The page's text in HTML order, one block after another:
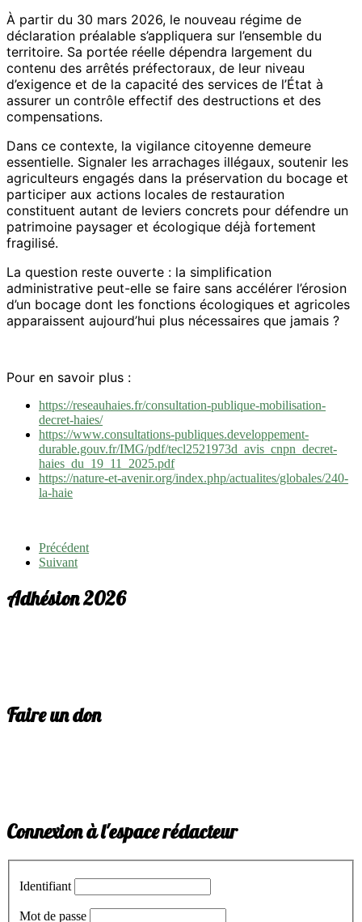
À partir du 30 mars 2026, le nouveau régime de
déclaration préalable s’appliquera sur l’ensemble du
territoire. Sa portée réelle dépendra largement du
contenu des arrêtés préfectoraux, de leur niveau
d’exigence et de la capacité des services de l’État à
assurer un contrôle effectif des destructions et des
compensations.
Dans ce contexte, la vigilance citoyenne demeure
essentielle. Signaler les arrachages illégaux, soutenir les
agriculteurs engagés dans la préservation du bocage et
participer aux actions locales de restauration
constituent autant de leviers concrets pour défendre un
patrimoine paysager et écologique déjà fortement
fragilisé.
La question reste ouverte : la simplification
administrative peut-elle se faire sans accélérer l’érosion
d’un bocage dont les fonctions écologiques et agricoles
apparaissent aujourd’hui plus nécessaires que jamais ?
Pour en savoir plus :
https://reseauhaies.fr/consultation-publique-mobilisation-
decret-haies/
https://www.consultations-publiques.developpement-
durable.gouv.fr/IMG/pdf/tecl2521973d_avis_cnpn_decret-
haies_du_19_11_2025.pdf
https://nature-et-avenir.org/index.php/actualites/globales/240-
la-haie
Précédent
Suivant
Adhésion 2026
Faire un don
Connexion à l'espace rédacteur
Identifiant
Mot de passe